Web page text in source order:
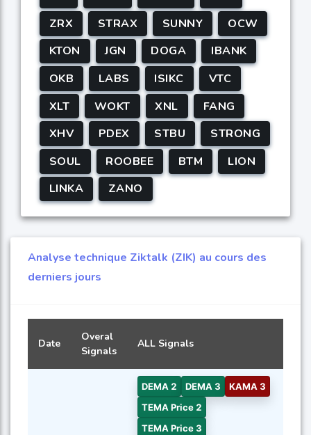
ZRX
STRAX SUNNY
OCW
KTON
JGN DOGA
IBANK
OKB
LABS ISIKC
VTC
XLT
WOKT XNL
FANG
XHV
PDEX STBU
STRONG
SOUL
ROOBEE BTM
LION
LINKA
ZANO
Analyse technique Ziktalk (ZIK) au cours des
derniers jours
Date
Overal
Signals
ALL Signals
DEMA 2 DEMA 3
KAMA 3
TEMA Price 2
TEMA Price 3